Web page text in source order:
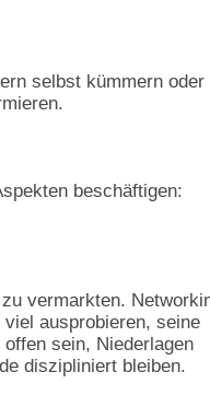
selbst kümmern oder
beschäftigen:
vermarkten.
ausprobieren, seine
sein, Niederlagen
diszipliniert bleiben.